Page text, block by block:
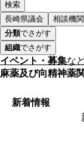
長崎県議会
相談機
分類でさがす
組織でさがす
イベント・募集な
麻薬及び向精神薬
新着情報